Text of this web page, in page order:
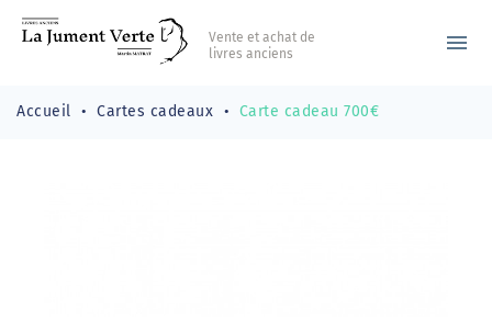
Vente et achat de
livres anciens
menu
Accueil Cartes cadeaux Carte cadeau 700€